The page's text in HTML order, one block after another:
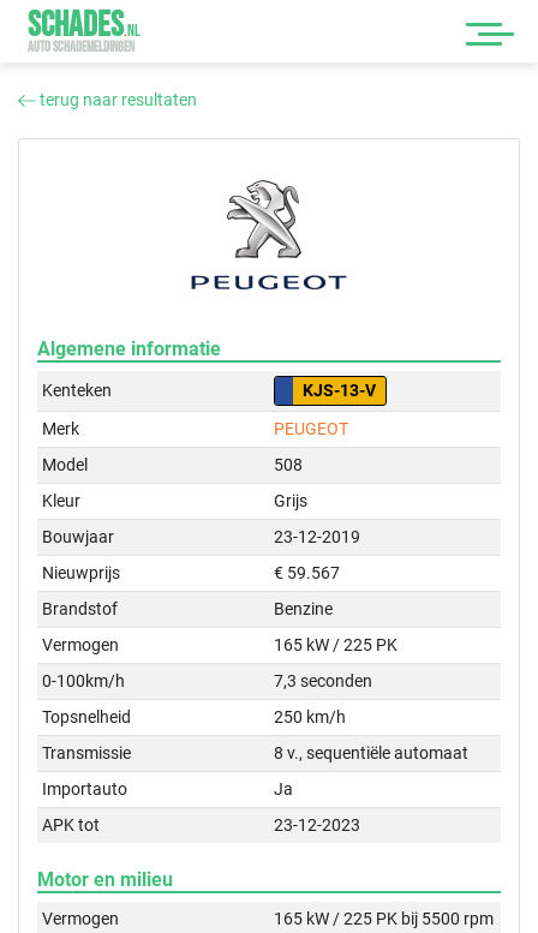
SCHADES.NL
AUTO SCHADEMELDINGEN
terug naar resultaten
Algemene informatie
Kenteken
KJS-13-V
Merk
PEUGEOT
Model
508
Kleur
Grijs
Bouwjaar
23-12-2019
Nieuwprijs
€ 59.567
Brandstof
Benzine
Vermogen
165 kW / 225 PK
0-100km/h
7,3 seconden
Topsnelheid
250 km/h
Transmissie
8 v., sequentiële automaat
Importauto
Ja
APK tot
23-12-2023
Motor en milieu
Vermogen
165 kW / 225 PK bij 5500 rpm